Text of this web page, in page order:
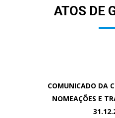
ATOS DE
COMUNICADO DA
NOMEAÇÕES E